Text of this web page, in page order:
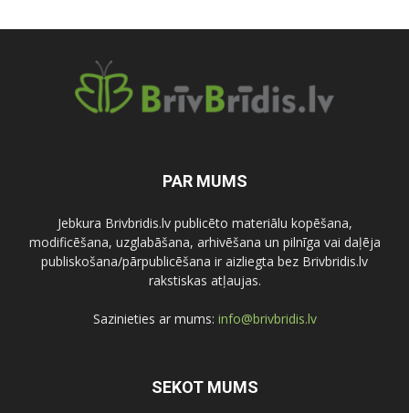
PAR MUMS
Jebkura Brivbridis.lv publicēto materiālu kopēšana,
modificēšana, uzglabāšana, arhivēšana un pilnīga vai daļēja
publiskošana/pārpublicēšana ir aizliegta bez Brivbridis.lv
rakstiskas atļaujas.
Sazinieties ar mums: info@brivbridis.lv
SEKOT MUMS